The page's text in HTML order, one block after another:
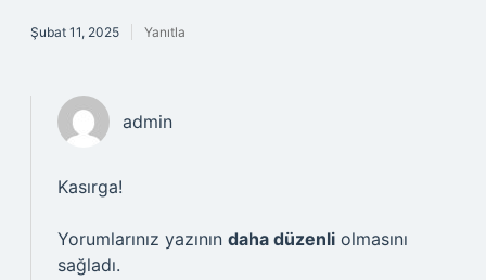
Şubat 11, 2025 Yanıtla
admin
Kasırga!
Yorumlarınız yazının daha düzenli olmasını
sağladı.